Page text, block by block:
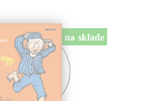
na sklade